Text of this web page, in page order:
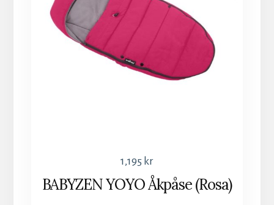
1,195 kr
BABYZEN YOYO Åkpåse (Rosa)